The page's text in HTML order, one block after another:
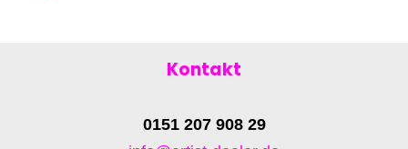
Kontakt
0151 207 908 29